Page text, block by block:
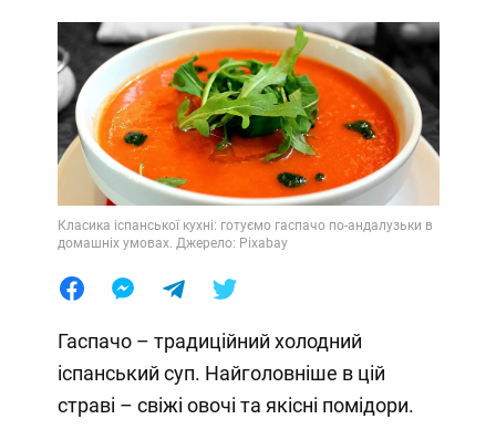
Класика іспанської кухні: готуємо гаспачо по-андалузьки в
домашніх умовах. Джерело: Pixabay
Гаспачо – традиційний холодний
іспанський суп. Найголовніше в цій
страві – свіжі овочі та якісні помідори.